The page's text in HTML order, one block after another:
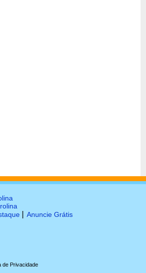
Anuncie Grátis
de Privacidade